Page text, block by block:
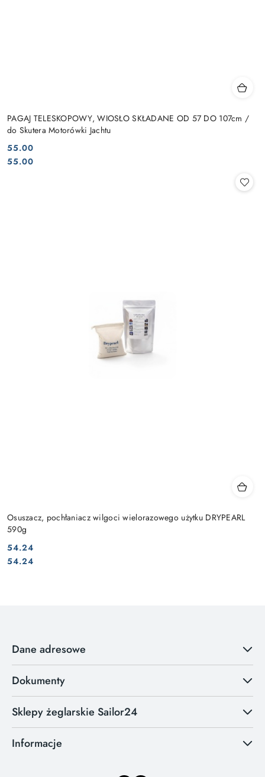
PAGAJ TELESKOPOWY, WIOSŁO SKŁADANE OD 57 DO 107cm /
do Skutera Motorówki Jachtu
Cena:
55.00
Cena:
55.00
Osuszacz, pochłaniacz wilgoci wielorazowego użytku DRYPEARL
590g
Cena:
54.24
Cena:
54.24
Dane adresowe
Dokumenty
Sklepy żeglarskie Sailor24
Informacje